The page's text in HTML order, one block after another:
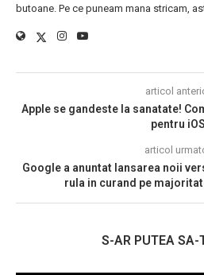
butoane. Pe ce puneam mana stricam,
articol
Apple se gandeste la sanatate!
pentru iOS
articol
Google a anuntat lansarea noii
rula in curand pe
S-AR PUTEA SA-